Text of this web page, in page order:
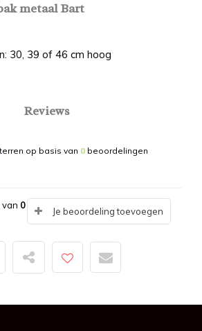
metaal Bart
30, 39 of 46 cm hoog
Reviews
op basis van 0 beoordelingen
0
Je beoordeling toevoegen